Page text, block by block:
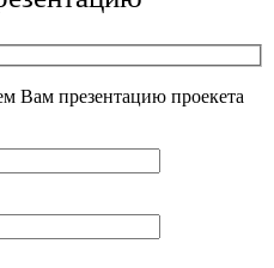
Вам презентацию проекета